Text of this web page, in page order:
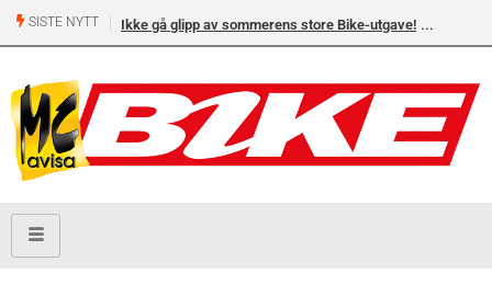
SISTE NYTT Ikke gå glipp av sommerens store Bike-utgave!